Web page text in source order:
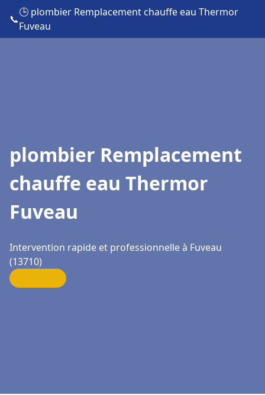
📞
🕒 plombier Remplacement chauffe eau Thermor
Fuveau
plombier Remplacement
chauffe eau Thermor
Fuveau
Intervention rapide et professionnelle à Fuveau
(13710)